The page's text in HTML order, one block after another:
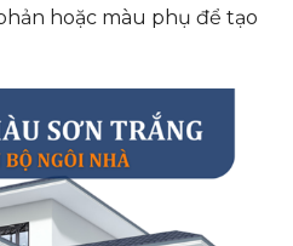
hoặc màu phụ để tạo